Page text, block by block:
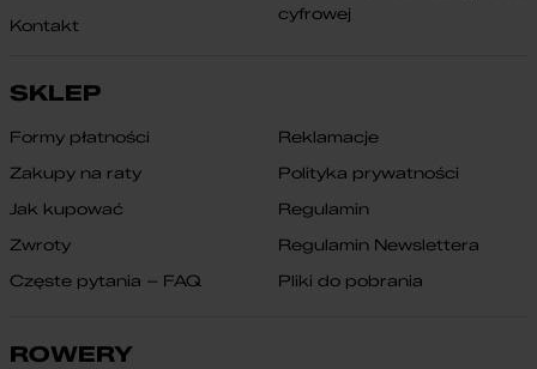
Kontakt
cyfrowej
SKLEP
Formy płatności
Zakupy na raty
Jak kupować
Zwroty
Częste pytania – FAQ
Reklamacje
Polityka prywatności
Regulamin
Regulamin Newslettera
Pliki do pobrania
ROWERY